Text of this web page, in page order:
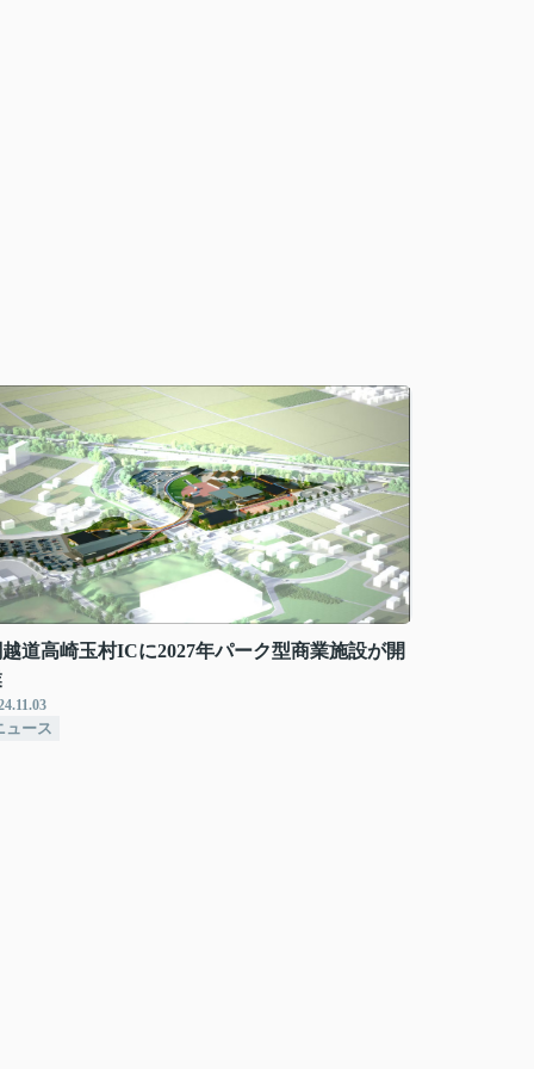
越道高崎玉村ICに2027年パーク型商業施設が開
ュース